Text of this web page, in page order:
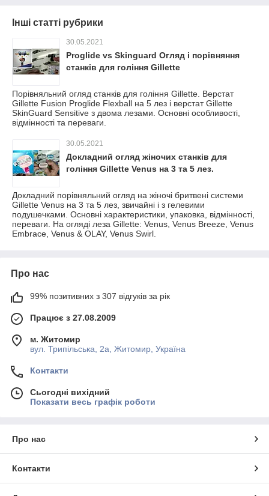
Інші статті рубрики
30.05.2021
Proglide vs Skinguard Огляд і порівняння
станків для гоління Gillette
Порівняльний огляд станків для гоління Gillette. Верстат
Gillette Fusion Proglide Flexball на 5 лез і верстат Gillette
SkinGuard Sensitive з двома лезами. Основні особливості,
відмінності та переваги.
30.05.2021
Докладний огляд жіночих станків для
гоління Gillette Venus на 3 та 5 лез.
Докладний порівняльний огляд на жіночі бритвені системи
Gillette Venus на 3 та 5 лез, звичайні і з гелевими
подушечками. Основні характеристики, упаковка, відмінності,
переваги. На огляді леза Gillette: Venus, Venus Breeze, Venus
Embrace, Venus & OLAY, Venus Swirl.
Про нас
99% позитивних з 307 відгуків за рік
Працює з 27.08.2009
м. Житомир
вул. Трипільська, 2а, Житомир, Україна
Контакти
Сьогодні вихідний
Показати весь графік роботи
Про нас
Контакти